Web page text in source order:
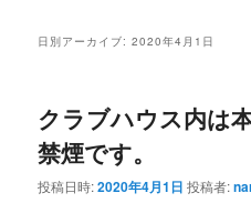
日別アーカイブ:2020年4月1日
クラブハウス内は
禁煙です。
投稿日時:2020年4月1日 投稿者: